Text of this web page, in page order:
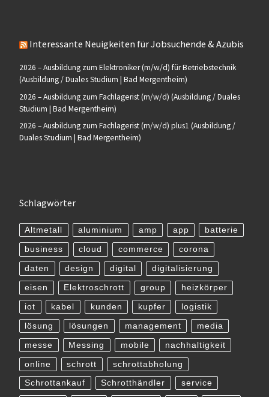
Interessante Neuigkeiten für Jobsuchende & Azubis
2026 – Ausbildung zum Elektroniker (m/w/d) für Betriebstechnik
(Ausbildung / Duales Studium | Bad Mergentheim)
2026 – Ausbildung zum Fachlagerist (m/w/d) (Ausbildung / Duales
Studium | Bad Mergentheim)
2026 – Ausbildung zum Fachlagerist (m/w/d) plus1 (Ausbildung /
Duales Studium | Bad Mergentheim)
Schlagwörter
Altmetall aluminium amp app batterie
business cloud commerce corona
daten design digital digitalisierung
eisen Elektroschrott group heizkörper
iot kabel kunden kupfer logistik
lösung lösungen management media
messe Messing mobile nachhaltigkeit
online schrott schrottabholung
Schrottankauf Schrotthändler service